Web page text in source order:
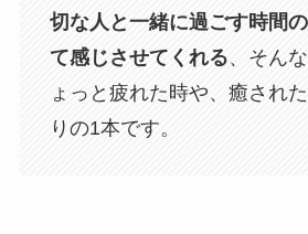
切な人と一緒に過ごす時間
て感じさせてくれる、そん
ょっと疲れた時や、癒され
りの1本です。